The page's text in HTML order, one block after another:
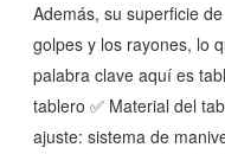
Además, su superficie
golpes y los rayones, lo
palabra clave aquí es
tablero ✅ Material del
ajuste: sistema de